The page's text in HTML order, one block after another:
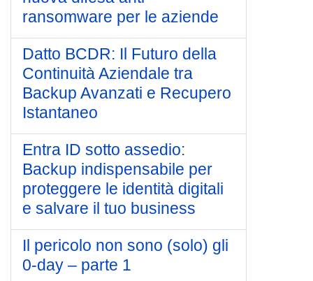
ransomware per le aziende
Datto BCDR: Il Futuro della
Continuità Aziendale tra
Backup Avanzati e Recupero
Istantaneo
Entra ID sotto assedio:
Backup indispensabile per
proteggere le identità digitali
e salvare il tuo business
Il pericolo non sono (solo) gli
0-day – parte 1